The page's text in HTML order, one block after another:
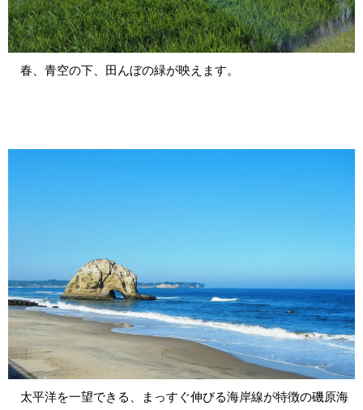
春、青空の下、田んぼの緑が映えます。
太平洋を一望できる、まっすぐ伸びる海岸線が特徴の磯原海